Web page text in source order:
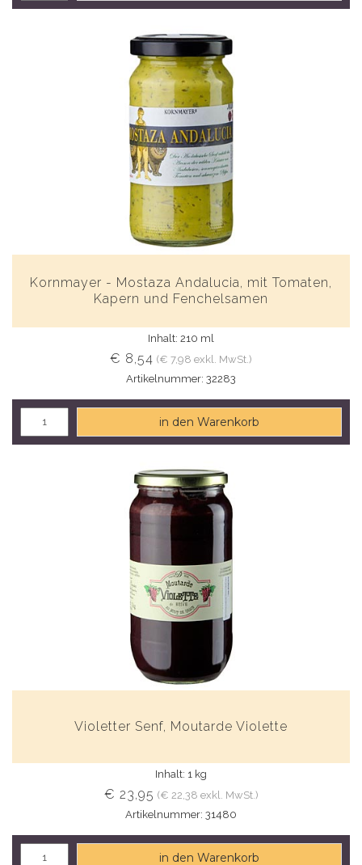
Kornmayer - Mostaza Andalucia, mit Tomaten,
Kapern und Fenchelsamen
Inhalt: 210 ml
€ 8,54 (€ 7,98 exkl. MwSt.)
Artikelnummer: 32283
in den Warenkorb
Violetter Senf, Moutarde Violette
Inhalt: 1 kg
€ 23,95 (€ 22,38 exkl. MwSt.)
Artikelnummer: 31480
in den Warenkorb